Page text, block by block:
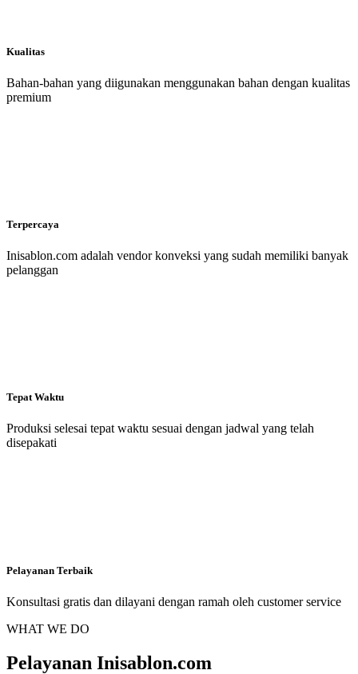
Kualitas
Bahan-bahan yang diigunakan menggunakan bahan dengan kualitas
premium
Terpercaya
Inisablon.com adalah vendor konveksi yang sudah memiliki banyak
pelanggan
Tepat Waktu
Produksi selesai tepat waktu sesuai dengan jadwal yang telah
disepakati
Pelayanan Terbaik
Konsultasi gratis dan dilayani dengan ramah oleh customer service
WHAT WE DO
Pelayanan Inisablon.com